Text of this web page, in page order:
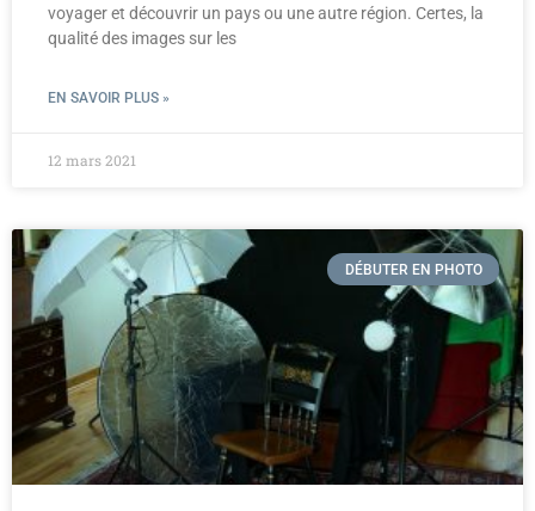
voyager et découvrir un pays ou une autre région. Certes, la
qualité des images sur les
EN SAVOIR PLUS »
12 mars 2021
DÉBUTER EN PHOTO